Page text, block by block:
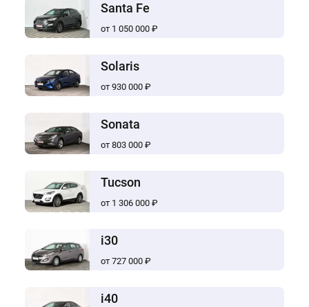
Santa Fe
от 1 050 000 ₽
Solaris
от 930 000 ₽
Sonata
от 803 000 ₽
Tucson
от 1 306 000 ₽
i30
от 727 000 ₽
i40